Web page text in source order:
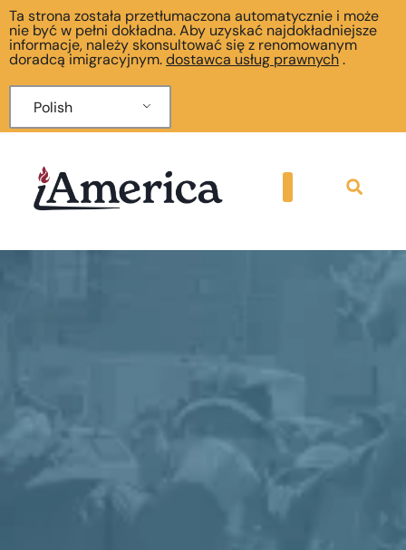
Ta strona została przetłumaczona automatycznie i może
nie być w pełni dokładna. Aby uzyskać najdokładniejsze
informacje, należy skonsultować się z renomowanym
doradcą imigracyjnym.dostawca usług prawnych.
Polish